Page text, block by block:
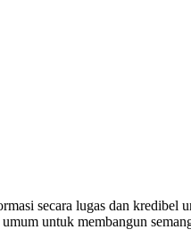
secara lugas dan kredibel
untuk membangun